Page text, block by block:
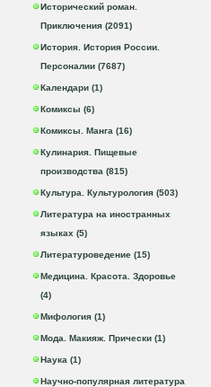
Исторический роман.
Приключения (2091)
История. История России.
Персоналии (7687)
Календари (1)
Комиксы (6)
Комиксы. Манга (16)
Кулинария. Пищевые
производства (815)
Культура. Культурология (503)
Литература на иностранных
языках (5)
Литературоведение (15)
Медицина. Красота. Здоровье
(4)
Мифология (1)
Мода. Макияж. Прически (1)
Наука (1)
Научно-популярная литература